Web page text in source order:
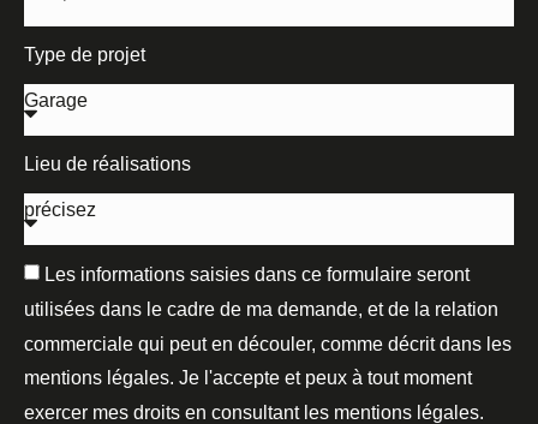
Type de projet
Lieu de réalisations
Les informations saisies dans ce formulaire seront
utilisées dans le cadre de ma demande, et de la relation
commerciale qui peut en découler, comme décrit dans les
mentions légales. Je l'accepte et peux à tout moment
exercer mes droits en consultant les mentions légales.